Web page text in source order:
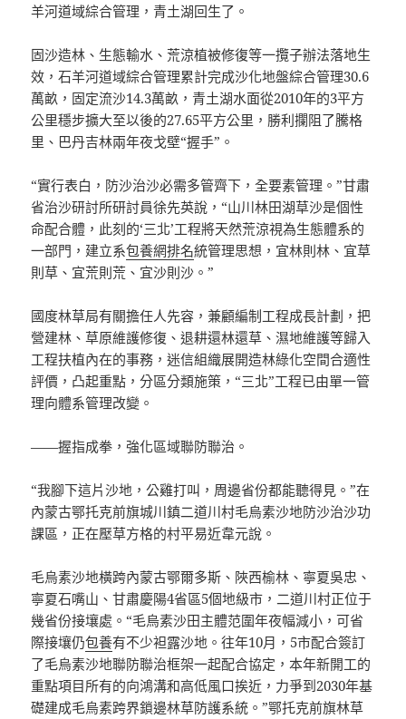
羊河道域綜合管理，青土湖回生了。
固沙造林、生態輸水、荒涼植被修復等一攬子辦法落地生
效，石羊河道域綜合管理累計完成沙化地盤綜合管理30.6
萬畝，固定流沙14.3萬畝，青土湖水面從2010年的3平方
公里穩步擴大至以後的27.65平方公里，勝利攔阻了騰格
里、巴丹吉林兩年夜戈壁“握手”。
“實行表白，防沙治沙必需多管齊下，全要素管理。”甘肅
省治沙研討所研討員徐先英說，“山川林田湖草沙是個性
命配合體，此刻的‘三北’工程將天然荒涼視為生態體系的
一部門，建立系包養網排名統管理思想，宜林則林、宜草
則草、宜荒則荒、宜沙則沙。”
國度林草局有關擔任人先容，兼顧編制工程成長計劃，把
營建林、草原維護修復、退耕還林還草、濕地維護等歸入
工程扶植內在的事務，迷信組織展開造林綠化空間合適性
評價，凸起重點，分區分類施策，“三北”工程已由單一管
理向體系管理改變。
——握指成拳，強化區域聯防聯治。
“我腳下這片沙地，公雞打叫，周邊省份都能聽得見。”在
內蒙古鄂托克前旗城川鎮二道川村毛烏素沙地防沙治沙功
課區，正在壓草方格的村平易近韋元說。
毛烏素沙地橫跨內蒙古鄂爾多斯、陜西榆林、寧夏吳忠、
寧夏石嘴山、甘肅慶陽4省區5個地級市，二道川村正位于
幾省份接壤處。“毛烏素沙田主體范圍年夜幅減小，可省
際接壤仍包養有不少袒露沙地。往年10月，5市配合簽訂
了毛烏素沙地聯防聯治框架一起配合協定，本年新開工的
重點項目所有的向鴻溝和高低風口挨近，力爭到2030年基
礎建成毛烏素跨界鎖邊林草防護系統。”鄂托克前旗林草